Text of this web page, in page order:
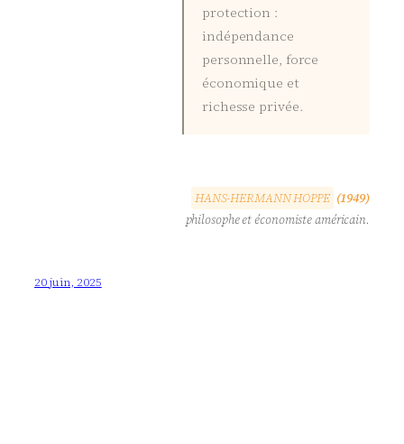
protection :
indépendance
personnelle, force
économique et
richesse privée.
HANS-HERMANNHOPPE (1949)
philosophe et économiste américain.
20 juin, 2025